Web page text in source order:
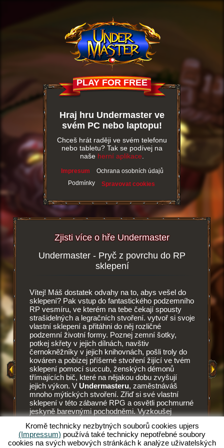
PLAY FOR FREE
Hraj hru Undermaster ve
svém PC nebo laptopu!
Chceš hrát raději ve svém telefonu
nebo tabletu? Tak se podívej na
naše herní aplikace
Impresum
Ochrana osobních údajů
Podmínky
Spravovat cookies
Zjisti více o hře Undermaster
zde
Undermaster - Pryč z povrchu do RP
sklepení
Vítej! Máš dostatek odvahy na to, abys vešel do
sklepení? Pak vstup do fantastického podzemního
RP vesmíru, ve kterém na tebe čekají spousty
strašidelných a legračních stvoření. vytvoř si svoje
vlastní sklepení a přitáhni do něj rozličné
podzemní životní formy. Poznej zemní šotky,
potkej skřety v jejich dílnách, navštiv
černokněžníky v jejich knihovnách, pošli troly do
kováren a pobízej příšerné stvoření žijící ve tvém
sklepení pomocí succub, ženských démonů
třímajících bič, které na nějakou dobu zvyšují
jejich výkon. V Undermasteru, zaměstnáváš
mnoho mýtických stvoření. Zřiď si své vlastní
sklepení v této zábavné RPG a osvětli pochmurné
jeskyně barevnými pochodněmi. Vyzkoušej
Chceš vědět, co tě očekává? Pak čti dál.
Tohle
dlažby,
tak i
umění
při
dřív,
zemní
pohání
správně
Kromě technicky nezbytných souborů cookies upjers
(Impressum) používá také technicky nepotřebné soubory
cookies na svých webových stránkách k analýze uživatelských